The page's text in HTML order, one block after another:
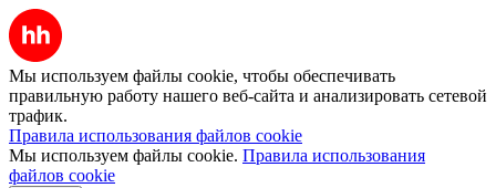
Мы используем файлы cookie, чтобы обеспечивать
правильную работу нашего веб-сайта и анализировать сетевой
трафик.
Правила использования файлов cookie
Мы используем файлы cookie. Правила использования
файлов cookie